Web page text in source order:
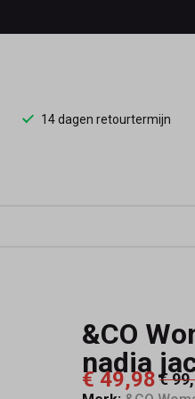
14 dagen retourtermijn
&CO
nadia
€ 49,98 €